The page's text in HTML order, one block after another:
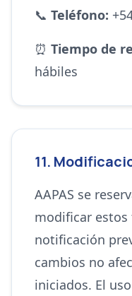
📞 Teléfono:
⏰ Tiempo de
hábiles
11.
AAPAS se
modificar
notificación
cambios no
iniciados. El